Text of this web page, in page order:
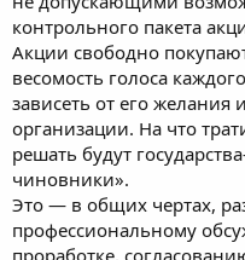
контрольного пакета
Акции свободно
весомость голоса
зависеть от его желания
организации. На что
решать будут
чиновники».
Это — в общих чертах,
профессиональному